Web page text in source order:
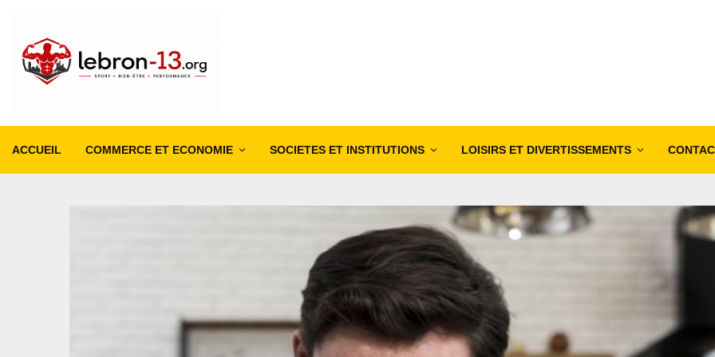
ACCUEIL COMMERCE ET ECONOMIE SOCIETES ET INSTITUTIONS LOISIRS ET DIVERTISSEMENTS